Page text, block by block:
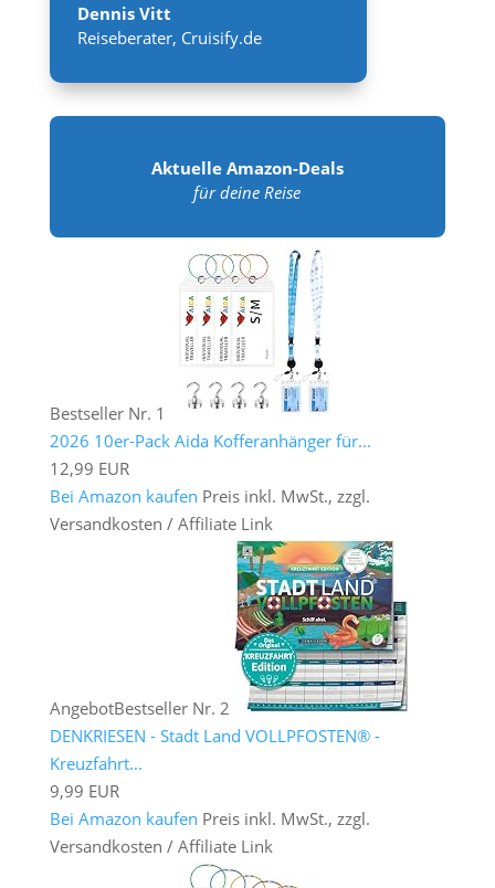
Dennis Vitt
Reiseberater, Cruisify.de
Aktuelle Amazon-Deals
für deine Reise
Bestseller Nr. 1
2026 10er-Pack Aida Kofferanhänger für...
12,99 EUR
Bei Amazon kaufen Preis inkl. MwSt., zzgl.
Versandkosten / Affiliate Link
AngebotBestseller Nr. 2
DENKRIESEN - Stadt Land VOLLPFOSTEN® -
Kreuzfahrt...
9,99 EUR
Bei Amazon kaufen Preis inkl. MwSt., zzgl.
Versandkosten / Affiliate Link